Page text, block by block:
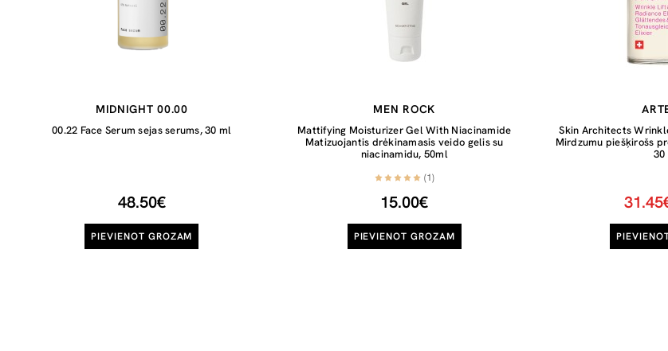
MIDNIGHT 00.00
00.22 Face Serum sejas serums, 30 ml
48.50€
PIEVIENOT GROZAM
MEN ROCK
Mattifying Moisturizer Gel With Niacinamide
Matizuojantis drėkinamasis veido gelis su
niacinamidu, 50ml
(1)
15.00€
PIEVIENOT GROZAM
Skin Architects
Mirdzumu piešķirošs
30